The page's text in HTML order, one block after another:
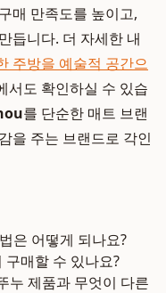
매 만족도를 높이고,
듭니다. 더 자세한 내
주방을 예술적 공간으
서도 확인하실 수 있습
를 단순한 매트 브랜
을 주는 브랜드로 각인
은 어떻게 되나요?
매할 수 있나요?
누 제품과 무엇이 다른